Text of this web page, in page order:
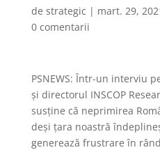
de strategic | mart. 29,
0 comentarii
PSNEWS: Într-un interviu
și directorul INSCOP
susține că neprimirea
deși țara noastră
generează frustrare în